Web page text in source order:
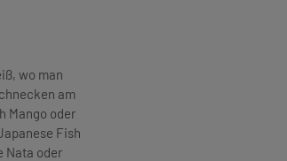
wo man
am
Mango oder
Fish
Nata oder